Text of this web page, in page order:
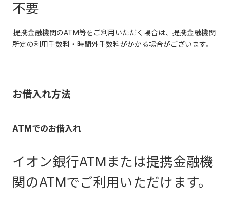
不要
提携金融機関のATM等をご利用いただく場合は、提携金融機関
所定の利用手数料・時間外手数料がかかる場合がございます。
お借入れ方法
ATMでのお借入れ
イオン銀行ATMまたは提携金融機
関のATMでご利用いただけます。